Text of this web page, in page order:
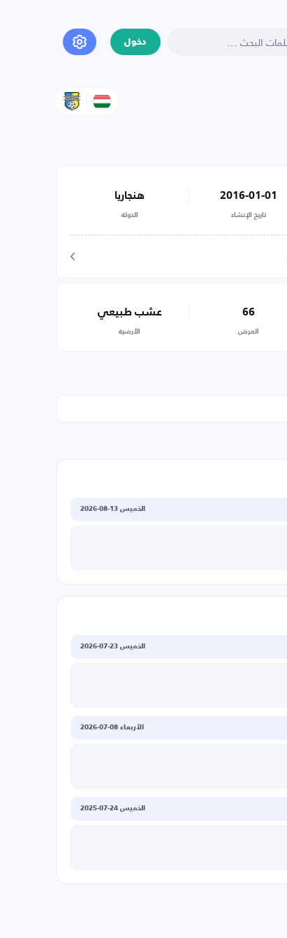
دخول
2016-01-01
تاريخ الإنشاء
هنجاريا
الدولة
66
العرض
عشب طبيعي
الأرضية
الخميس 13-08-2026
الخميس 23-07-2026
الأربعاء 08-07-2026
الخميس 24-07-2025